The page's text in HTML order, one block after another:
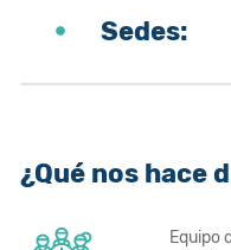
Sedes:
¿Qué nos hace
Equipo